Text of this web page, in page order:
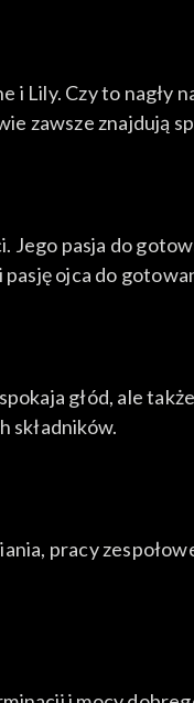
i Lily. Czy to nagły
zawsze znajdują
pasja do
ojca do
głód, ale
składników.
pracy